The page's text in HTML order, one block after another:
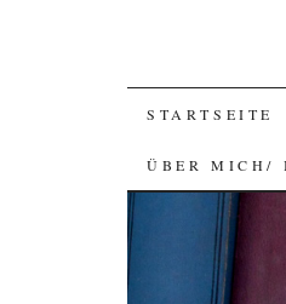
SKIP
TO
CONTENT
STARTSEITE
ÜBER MICH/